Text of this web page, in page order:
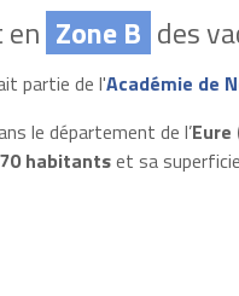
Zone B des
partie de l'Académie de
le département de l’Eure
habitantset sa